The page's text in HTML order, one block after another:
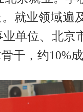
就业领域
单位、北
干，约10%